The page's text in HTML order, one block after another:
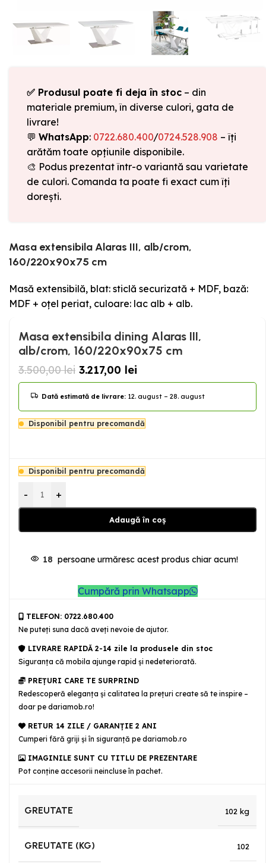
✅ Produsul poate fi deja în stoc – din
materiale premium, în diverse culori, gata de
livrare!
💬 WhatsApp: 0722.680.400/0724.528.908 – îți
arătăm toate opțiunile disponibile.
🎨 Podus prezentat într-o variantă sau varietate
de culori. Comanda ta poate fi exact cum îți
dorești.
Masa extensibila Alaras III, alb/crom,
160/220x90x75 cm
Masă extensibilă, blat: sticlă securizată + MDF, bază:
MDF + oțel periat, culoare: lac alb + alb.
Masa extensibila dining Alaras III,
alb/crom, 160/220x90x75 cm
3.500,00lei 3.217,00 lei
Dată estimată de livrare: 12. august – 28. august
Disponibil pentru precomandă
Disponibil pentru precomandă
- +
Adaugă în coș
18 persoane urmăresc acest produs chiar acum!
Cumpără prin Whatsapp
TELEFON: 0722.680.400
Ne puteţi suna dacă aveţi nevoie de ajutor.
LIVRARE RAPIDĂ 2-14 zile la produsele din stoc
Siguranţa că mobila ajunge rapid şi nedeteriorată.
PREȚURI CARE TE SURPRIND
Redescoperă eleganța și calitatea la prețuri create să te inspire –
doar pe dariamob.ro!
RETUR 14 ZILE / GARANŢIE 2 ANI
Cumperi fără griji şi în siguranţă pe dariamob.ro
IMAGINILE SUNT CU TITLU DE PREZENTARE
Pot conține accesorii neincluse în pachet.
GREUTATE 102 kg
GREUTATE (KG) 102